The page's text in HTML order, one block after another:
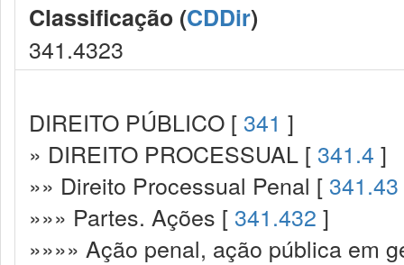
Classificação (CDDir)
341.4323
DIREITO PÚBLICO [ 341 ]
» DIREITO PROCESSUAL [ 341.4 ]
»» Direito Processual Penal [ 341.43
»»» Partes. Ações [ 341.432 ]
»»»» Ação penal, ação pública em